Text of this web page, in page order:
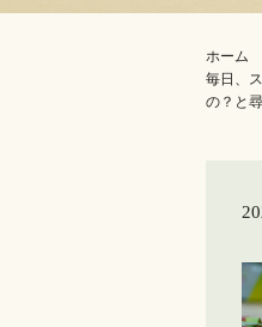
ホーム
毎日、
の？と